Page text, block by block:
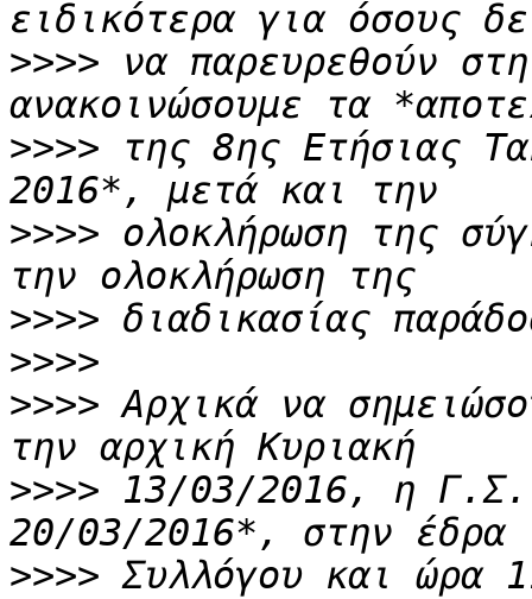
>>>> να παρευρεθούν
>>>> της 8ης Ετήσιας
>>>> ολοκλήρωση της
>>>>
>>>>
>>>> Αρχικά να
>>>> 13/03/2016, η Γ.Σ.
>>>> Συλλόγου και ώρα